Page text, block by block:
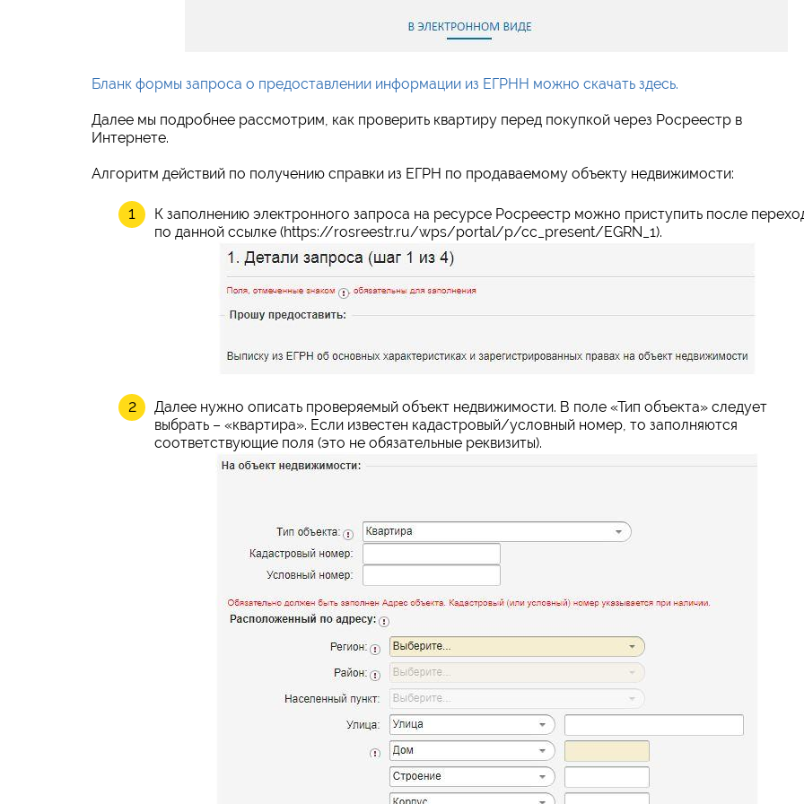
Бланк формы запроса о предоставлении информации из ЕГРНН можно скачать здесь.
Далее мы подробнее рассмотрим, как проверить квартиру перед покупкой через Росреестр в
Интернете.
Алгоритм действий по получению справки из ЕГРН по продаваемому объекту недвижимости:
К заполнению электронного запроса на ресурсе Росреестр можно приступить после
по данной ссылке (https://rosreestr.ru/wps/portal/p/cc_present/EGRN_1).
Далее нужно описать проверяемый объект недвижимости. В поле «Тип объекта» следует
выбрать – «квартира». Если известен кадастровый/условный номер, то заполняются
соответствующие поля (это не обязательные реквизиты).